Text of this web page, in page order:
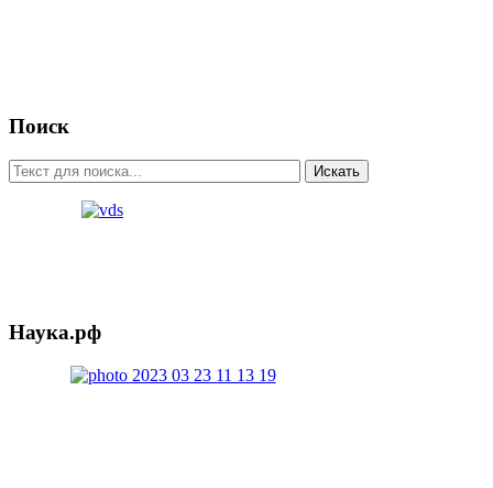
Поиск
Искать
Наука.рф